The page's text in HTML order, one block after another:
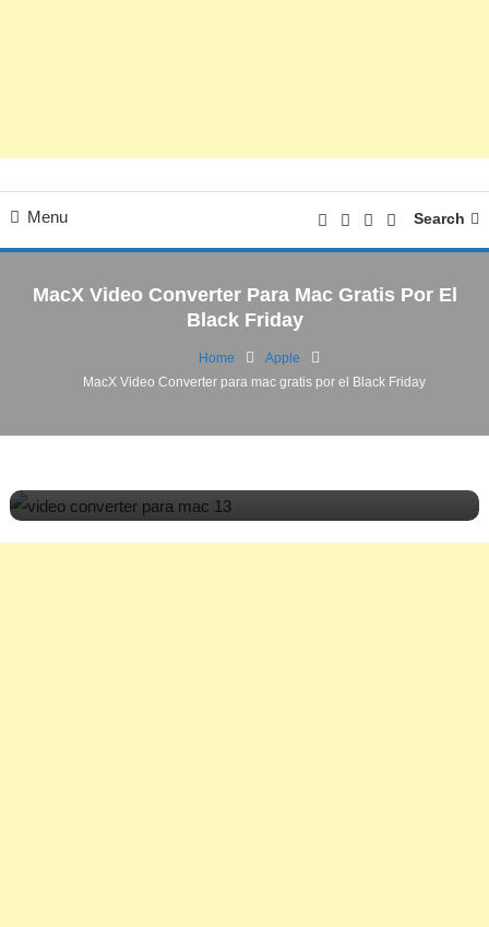
Menu Search
MacX Video Converter Para Mac Gratis Por El
Black Friday
Home
Apple
MacX Video Converter para mac gratis por el Black Friday